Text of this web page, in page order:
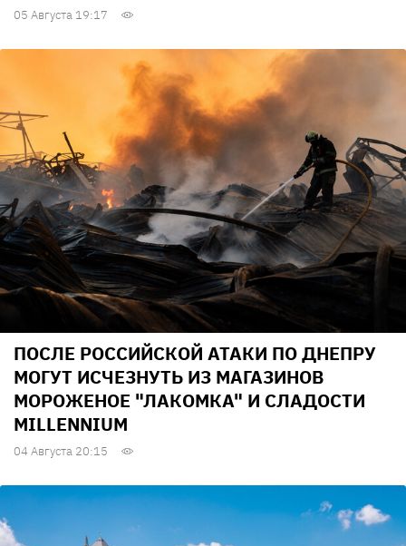
05 Августа 19:17
ПОСЛЕ РОССИЙСКОЙ АТАКИ ПО ДНЕПРУ
МОГУТ ИСЧЕЗНУТЬ ИЗ МАГАЗИНОВ
МОРОЖЕНОЕ "ЛАКОМКА" И СЛАДОСТИ
MILLENNIUM
04 Августа 20:15